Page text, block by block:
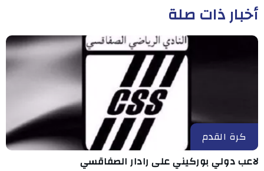
أخبار ذات صلة
كرة القدم
لاعب دولي بوركيني على رادار الصفاقسي